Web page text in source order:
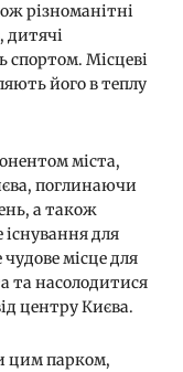
різноманітні
дитячі
спортом. Місцеві
його в теплу
міста,
поглинаючи
а також
для
місце для
та насолодитися
центру Києва.
цим парком,